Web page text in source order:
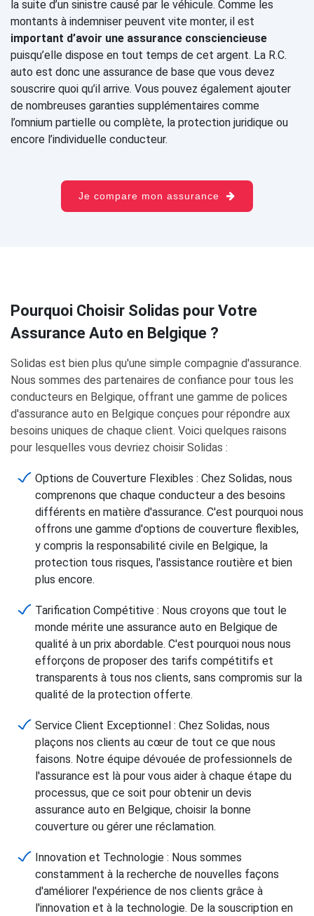
la suite d’un sinistre causé par le véhicule. Comme les
montants à indemniser peuvent vite monter, il est
important d’avoir une assurance consciencieuse
puisqu’elle dispose en tout temps de cet argent. La R.C.
auto est donc une assurance de base que vous devez
souscrire quoi qu’il arrive. Vous pouvez également ajouter
de nombreuses garanties supplémentaires comme
l’omnium partielle ou complète, la protection juridique ou
encore l’individuelle conducteur.
Je compare mon assurance
Pourquoi Choisir Solidas pour Votre
Assurance Auto en Belgique ?
Solidas est bien plus qu'une simple compagnie d'assurance.
Nous sommes des partenaires de confiance pour tous les
conducteurs en Belgique, offrant une gamme de polices
d'assurance auto en Belgique conçues pour répondre aux
besoins uniques de chaque client. Voici quelques raisons
pour lesquelles vous devriez choisir Solidas :
Options de Couverture Flexibles : Chez Solidas, nous
comprenons que chaque conducteur a des besoins
différents en matière d'assurance. C'est pourquoi nous
offrons une gamme d'options de couverture flexibles,
y compris la responsabilité civile en Belgique, la
protection tous risques, l'assistance routière et bien
plus encore.
Tarification Compétitive : Nous croyons que tout le
monde mérite une assurance auto en Belgique de
qualité à un prix abordable. C'est pourquoi nous nous
efforçons de proposer des tarifs compétitifs et
transparents à tous nos clients, sans compromis sur la
qualité de la protection offerte.
Service Client Exceptionnel : Chez Solidas, nous
plaçons nos clients au cœur de tout ce que nous
faisons. Notre équipe dévouée de professionnels de
l'assurance est là pour vous aider à chaque étape du
processus, que ce soit pour obtenir un devis
assurance auto en Belgique, choisir la bonne
couverture ou gérer une réclamation.
Innovation et Technologie : Nous sommes
constamment à la recherche de nouvelles façons
d'améliorer l'expérience de nos clients grâce à
l'innovation et à la technologie. De la souscription en